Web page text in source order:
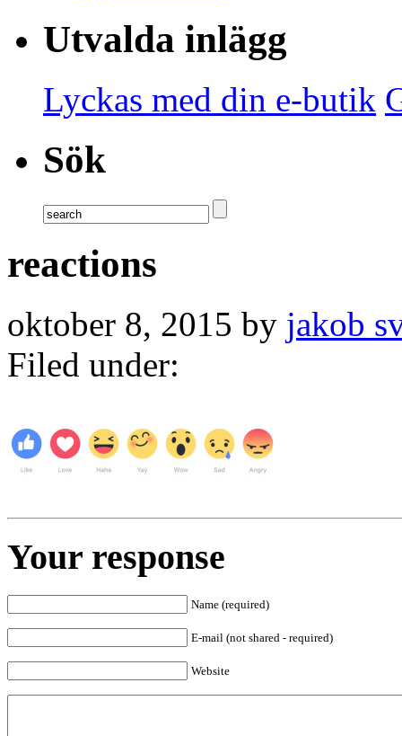
Utvalda inlägg
Lyckas med din e-butik
Sök
reactions
oktober 8, 2015 by jakob
Filed under:
Your response
Name (required)
E-mail (not shared - required)
Website